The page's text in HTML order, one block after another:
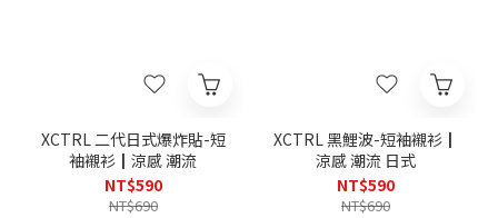
XCTRL 二代日式爆炸貼-短
袖襯衫┃涼感 潮流
NT$590
NT$690
XCTRL 黑鯉波-短袖襯衫┃
涼感 潮流 日式
NT$590
NT$690